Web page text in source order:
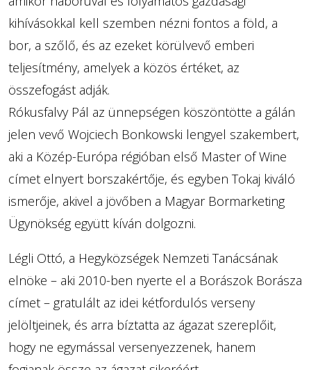
kihívásokkal kell szemben nézni fontos a föld, a
bor, a szőlő, és az ezeket körülvevő emberi
teljesítmény, amelyek a közös értéket, az
összefogást adják.
Rókusfalvy Pál az ünnepségen köszöntötte a gálán
jelen vevő Wojciech Bonkowski lengyel szakembert,
aki a Közép-Európa régióban első Master of Wine
címet elnyert borszakértője, és egyben Tokaj kiváló
ismerője, akivel a jövőben a Magyar Bormarketing
Ügynökség együtt kíván dolgozni.
Légli Ottó, a Hegyközségek Nemzeti Tanácsának
elnöke – aki 2010-ben nyerte el a Borászok Borásza
címet – gratulált az idei kétfordulós verseny
jelöltjeinek, és arra bíztatta az ágazat szereplőit,
hogy ne egymással versenyezzenek, hanem